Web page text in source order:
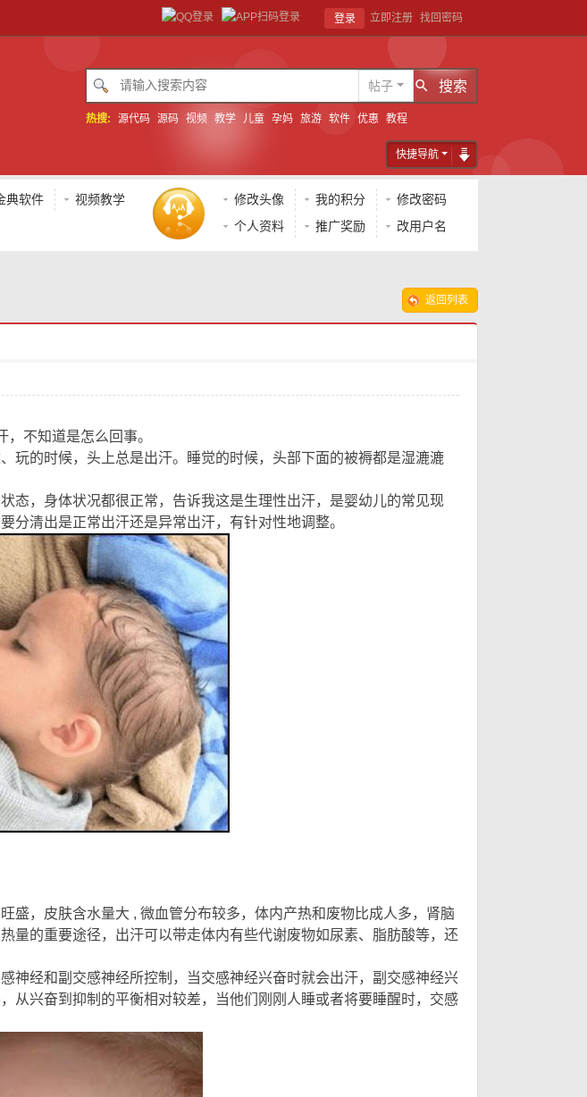
登录 立即注册 找回密码
帖子 搜索
热搜: 源代码 源码 视频 教学 儿童 孕妈 旅游 软件 优惠 教程
快捷导航
典软件
视频教学
修改头像 我的积分
修改密码
个人资料
推广奖励 改用户名
返回列表
不知道是怎么回事。
玩的时候，头上总是出汗。睡觉的时候，头部下面的被褥都是湿漉漉
态，身体状况都很正常，告诉我这是生理性出汗，是婴幼儿的常见现
分清出是正常出汗还是异常出汗，有针对性地调整。
盛，皮肤含水量大 , 微血管分布较多，体内产热和废物比成人多，肾脑
量的重要途径，出汗可以带走体内有些代谢废物如尿素、脂肪酸等，还
神经和副交感神经所控制，当交感神经兴奋时就会出汗，副交感神经兴
从兴奋到抑制的平衡相对较差，当他们刚刚人睡或者将要睡醒时，交感